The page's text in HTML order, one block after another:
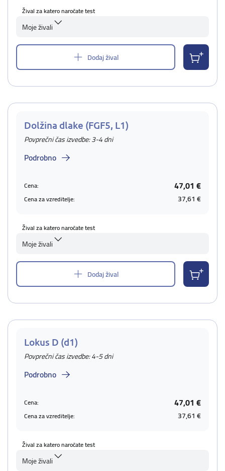
Žival za katero naročate test
Moje živali
Dodaj žival
Dolžina dlake (FGF5, L1)
Povprečni čas izvedbe: 3-4 dni
Podrobno
Cena: 47,01 €
Cena za vzreditelje: 37,61 €
Žival za katero naročate test
Moje živali
Dodaj žival
Lokus D (d1)
Povprečni čas izvedbe: 4-5 dni
Podrobno
Cena: 47,01 €
Cena za vzreditelje: 37,61 €
Žival za katero naročate test
Moje živali